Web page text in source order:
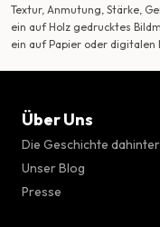
Textur, Anmutung, Stärke,
ein auf Holz gedrucktes
ein auf Papier oder digitalen
Über Uns
Die Geschichte dahinter
Unser Blog
Presse